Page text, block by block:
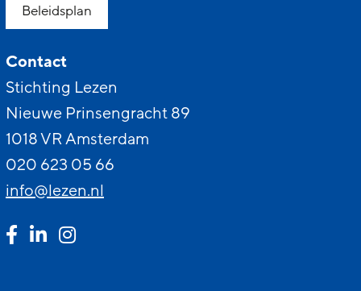
Beleidsplan
Contact
Stichting Lezen
Nieuwe Prinsengracht 89
1018 VR Amsterdam
020 623 05 66
info@lezen.nl